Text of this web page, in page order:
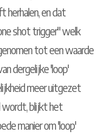
herhalen, en dat
shot trigger" welk
tot een waarde
dergelijke 'loop'
meer uitgezet
wordt, blijkt het
manier om 'loop'